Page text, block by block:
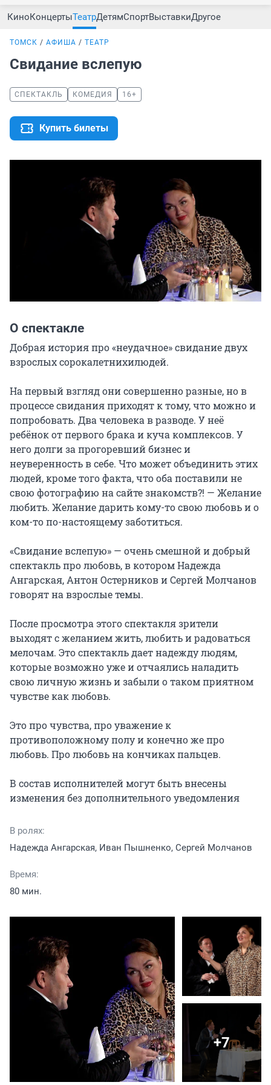
КиноКонцертыТеатрДетямСпортВыставкиДругое
ТОМСК АФИША ТЕАТР
Свидание вслепую
СПЕКТАКЛЬ КОМЕДИЯ 16+
Купить билеты
О спектакле
Добрая история про «неудачное» свидание двух
взрослых сорокалетнихилюдей.
На первый взгляд они совершенно разные, но в
процессе свидания приходят к тому, что можно и
попробовать. Два человека в разводе. У неё
ребёнок от первого брака и куча комплексов. У
него долги за прогоревший бизнес и
неуверенность в себе. Что может объединить этих
людей, кроме того факта, что оба поставили не
свою фотографию на сайте знакомств?! — Желание
любить. Желание дарить кому-то свою любовь и о
ком-то по-настоящему заботиться.
«Свидание вслепую» — очень смешной и добрый
спектакль про любовь, в котором Надежда
Ангарская, Антон Остерников и Сергей Молчанов
говорят на взрослые темы.
После просмотра этого спектакля зрители
выходят с желанием жить, любить и радоваться
мелочам. Это спектакль дает надежду людям,
которые возможно уже и отчаялись наладить
свою личную жизнь и забыли о таком приятном
чувстве как любовь.
Это про чувства, про уважение к
противоположному полу и конечно же про
любовь. Про любовь на кончиках пальцев.
В состав исполнителей могут быть внесены
изменения без дополнительного уведомления
В ролях:
Надежда Ангарская, Иван Пышненко, Сергей Молчанов
Время:
80 мин.
+7